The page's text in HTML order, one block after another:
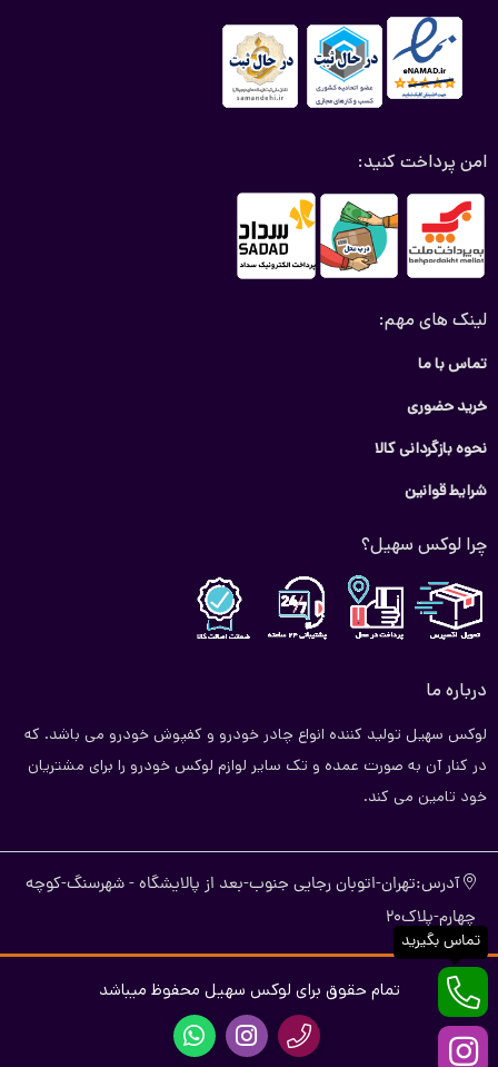
امن پرداخت کنید:
لینک های مهم:
تماس با ما
خرید حضوری
نحوه بازگردانی کالا
شرایط قوانین
چرا لوکس سهیل؟
درباره ما
لوکس سهیل تولید کننده انواع چادر خودرو و کفپوش خودرو می باشد. که
در کنار آن به صورت عمده و تک سایر لوازم لوکس خودرو را برای مشتریان
خود تامین می کند.
آدرس:تهران-اتوبان رجایی جنوب-بعد از پالایشگاه - شهرسنگ-کوچه
چهارم-پلاک20
تمام حقوق برای لوکس سهیل محفوظ میباشد
تماس بگیرید